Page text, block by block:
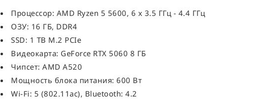
Процессор: AMD Ryzen 5 5600, 6 x 3.5 ГГц - 4.4 ГГц
ОЗУ: 16 ГБ, DDR4
SSD: 1 TB M.2 PCIe
Видеокарта: GeForce RTX 5060 8 ГБ
Чипсет: AMD A520
Мощность блока питания: 600 Вт
Wi-Fi: 5 (802.11ac), Bluetooth: 4.2